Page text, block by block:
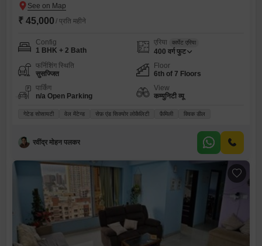
₹ 45,000 / प्रति महीने
Config
1 BHK + 2 Bath
एरिया कार्पेट एरिया
400 वर्ग फुट
फर्निशिंग स्थिति
सुसज्जित
Floor
6th of 7 Floors
पार्किंग
n/a Open Parking
View
कम्युनिटी व्यू
गेटेड सोसायटी वेल मेंटेन्ड सेफ़ एंड सिक्योर लोकैलिटी फ़ैमिली क्विक डील
रवींद्र मोहन पलकर